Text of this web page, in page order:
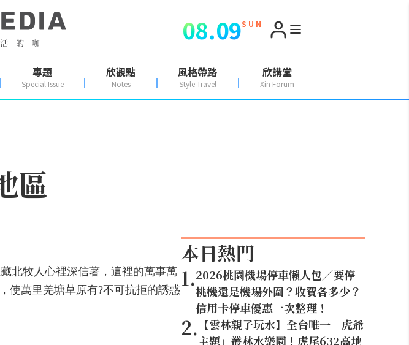
08.09S U N
專題
Special Issue
欣觀點
Notes
風格帶路
Style Travel
欣講堂
Xin Forum
區
北牧人心裡深信著，這裡的萬事萬
使萬里羌塘草原有?不可抗拒的誘惑
本日熱門
1.2026桃園機場停車懶人包／要停
桃機還是機場外圍？收費各多少？
信用卡停車優惠一次整理！
2. 【雲林親子玩水】全台唯一「虎爺
主題」叢林水樂園！虎尾632高地